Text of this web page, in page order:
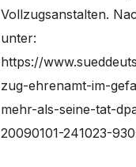
Vollzugsanstalten.
unter:
https://
zug-ehrenamt-im-
mehr-als-seine-tat-
20090101-241023-